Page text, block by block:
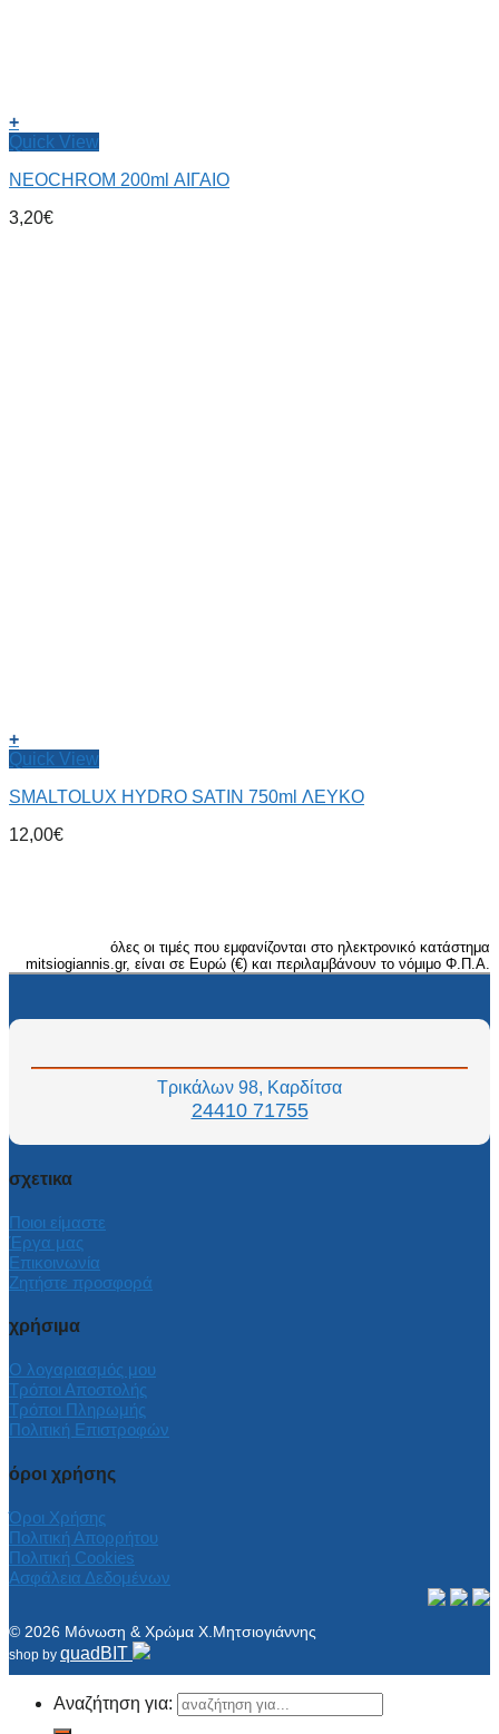
+
Quick View
NEOCHROM 200ml ΑΙΓΑΙΟ
3,20€
+
Quick View
SMALTOLUX HYDRO SATIN 750ml ΛΕΥΚΟ
12,00€
όλες οι τιμές που εμφανίζονται στο ηλεκτρονικό κατάστημα
mitsiogiannis.gr, είναι σε Ευρώ (€) και περιλαμβάνουν το νόμιμο Φ.Π.Α.
Τρικάλων 98, Καρδίτσα
24410 71755
σχετικα
Ποιοι είμαστε
Έργα μας
Επικοινωνία
Ζητήστε προσφορά
χρήσιμα
Ο λογαριασμός μου
Τρόποι Αποστολής
Τρόποι Πληρωμής
Πολιτική Επιστροφών
όροι χρήσης
Όροι Χρήσης
Πολιτική Απορρήτου
Πολιτική Cookies
Ασφάλεια Δεδομένων
© 2026 Μόνωση & Χρώμα Χ.Μητσιογιάννης
shop by quadBIT
Αναζήτηση για: